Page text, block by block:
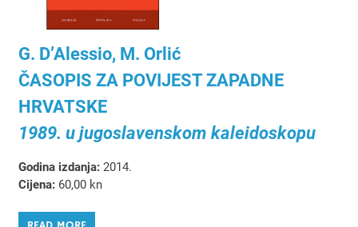
G. D’Alessio, M. Orlić
ČASOPIS ZA POVIJEST ZAPADNE
HRVATSKE
1989. u jugoslavenskom kaleidoskopu
Godina izdanja:2014.
Cijena:60,00 kn